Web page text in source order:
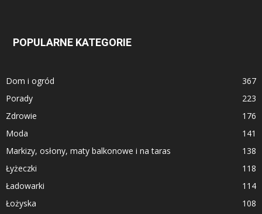
POPULARNE KATEGORIE
Dom i ogród
367
Porady
223
Zdrowie
176
Moda
141
Markizy, osłony, maty balkonowe i na taras
138
Łyżeczki
118
Ładowarki
114
Łożyska
108